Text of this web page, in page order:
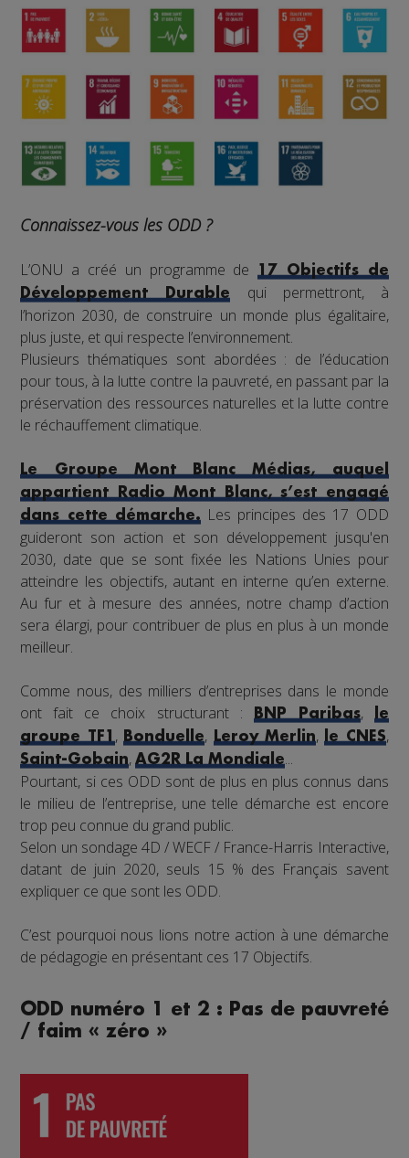
Connaissez-vous les ODD ?
L’ONU a créé un programme de17 Objectifs de
Développement Durable
qui permettront, à
l’horizon 2030, de construire un monde plus égalitaire,
plus juste, et qui respecte l’environnement.
Plusieurs thématiques sont abordées : de l’éducation
pour tous, à la lutte contre la pauvreté, en passant par la
préservation des ressources naturelles et la lutte contre
le réchauffement climatique.
Le Groupe Mont Blanc Médias, auquel
appartient Radio Mont Blanc, s’est engagé
dans cette démarche.Les principes des 17 ODD
guideront son action et son développement jusqu'en
2030, date que se sont fixée les Nations Unies pour
atteindre les objectifs, autant en interne qu’en externe.
Au fur et à mesure des années, notre champ d’action
sera élargi, pour contribuer de plus en plus à un monde
meilleur.
Comme nous, des milliers d’entreprises dans le monde
ont fait ce choix structurant :
BNP Paribas,
le
groupe TF1 , Bonduelle, Leroy Merlin, le CNES,
Saint-Gobain,AG2R La Mondiale...
Pourtant, si ces ODD sont de plus en plus connus dans
le milieu de l’entreprise, une telle démarche est encore
trop peu connue du grand public.
Selon un sondage 4D / WECF / France-Harris Interactive,
datant de juin 2020, seuls 15 % des Français savent
expliquer ce que sont les ODD.
C’est pourquoi nous lions notre action à une démarche
de pédagogie en présentant ces 17 Objectifs.
ODD numéro 1 et 2 : Pas de pauvreté
/ faim « zéro »